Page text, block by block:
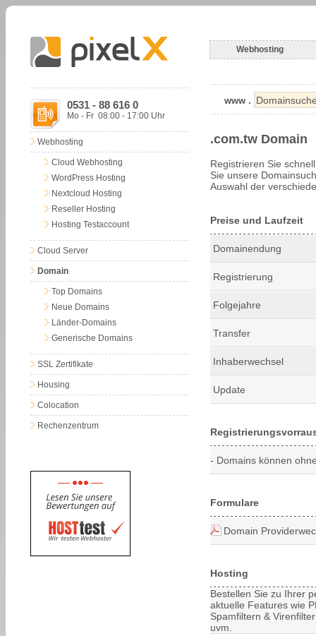
Webhosting
0531 - 88 616 0
Mo - Fr 08:00 - 17:00 Uhr
Webhosting
Cloud Webhosting
WordPress Hosting
Nextcloud Hosting
Reseller Hosting
Hosting Testaccount
Cloud Server
Domain
Top Domains
Neue Domains
Länder-Domains
Generische Domains
SSL Zertifikate
Housing
Colocation
Rechenzentrum
www .
.com.tw Domain
Registrieren Sie
Sie unsere
Auswahl der
Preise und Laufzeit
Domainendung
Registrierung
Folgejahre
Transfer
Inhaberwechsel
Update
- Domains können
Formulare
Domain
Hosting
Bestellen Sie zu Ihrer
aktuelle Features wie
Spamfiltern &
uvm.